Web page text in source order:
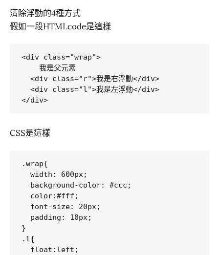
清除浮動的4種方式
假如一段HTMLcode是這樣
<div class="wrap">
    我是父元素
  <div class="r">我是右浮動</div>
  <div class="l">我是左浮動</div>
CSS是這樣
.wrap{
  width: 600px;
  background-color: #ccc;
  color:#fff;
  font-size: 20px;
  padding: 10px;
}
.l{
  float:left;